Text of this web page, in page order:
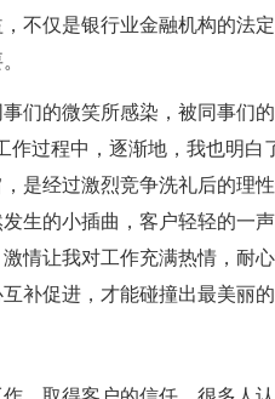
不仅是银行业金融机构的法
们的微笑所感染，被同事们
作过程中，逐渐地，我也明白
是经过激烈竞争洗礼后的理
生的小插曲，客户轻轻的一
情让我对工作充满热情，耐
补促进，才能碰撞出最美丽